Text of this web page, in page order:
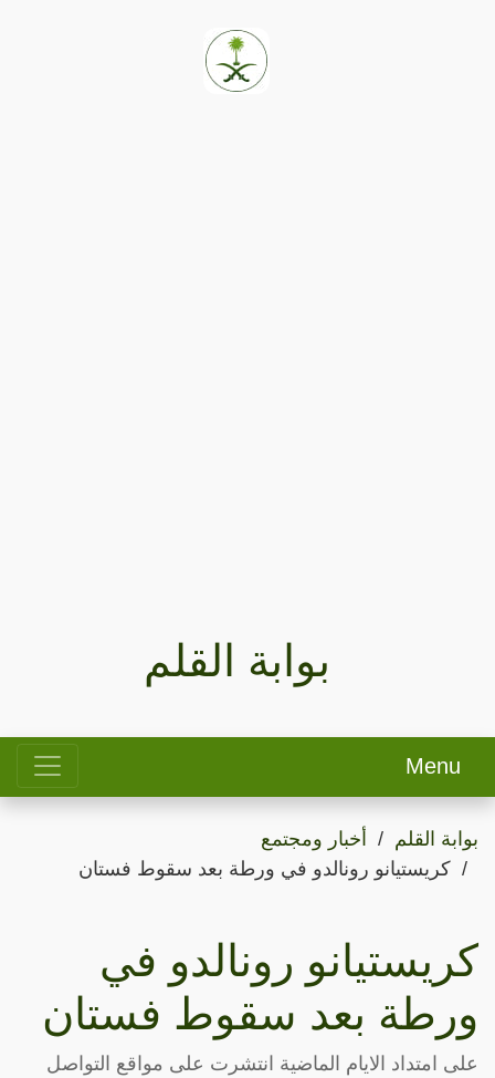
بوابة القلم
Menu
بوابة القلم
أخبار ومجتمع
كريستيانو رونالدو في ورطة بعد سقوط فستان
كريستيانو رونالدو في
ورطة بعد سقوط فستان
على امتداد الايام الماضية انتشرت على مواقع التواصل